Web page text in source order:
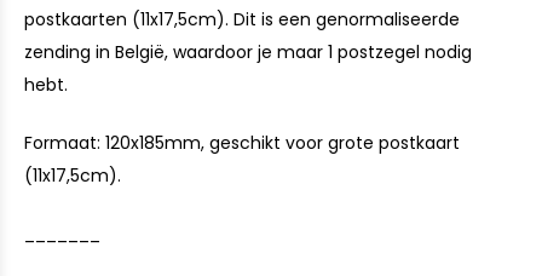
postkaarten (11x17,5cm). Dit is een genormaliseerde
zending in België, waardoor je maar 1 postzegel nodig
hebt.
Formaat: 120x185mm, geschikt voor grote postkaart
(11x17,5cm).